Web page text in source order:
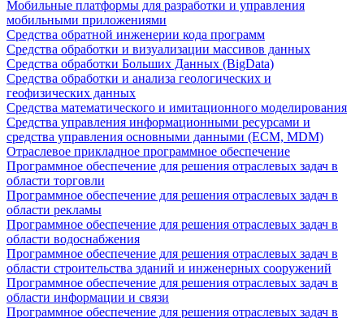
Мобильные платформы для разработки и управления
мобильными приложениями
Средства обратной инженерии кода программ
Средства обработки и визуализации массивов данных
Средства обработки Больших Данных (BigData)
Средства обработки и анализа геологических и
геофизических данных
Средства математического и имитационного моделирования
Средства управления информационными ресурсами и
средства управления основными данными (ECM, MDM)
Отраслевое прикладное программное обеспечение
Программное обеспечение для решения отраслевых задач в
области торговли
Программное обеспечение для решения отраслевых задач в
области рекламы
Программное обеспечение для решения отраслевых задач в
области водоснабжения
Программное обеспечение для решения отраслевых задач в
области строительства зданий и инженерных сооружений
Программное обеспечение для решения отраслевых задач в
области информации и связи
Программное обеспечение для решения отраслевых задач в